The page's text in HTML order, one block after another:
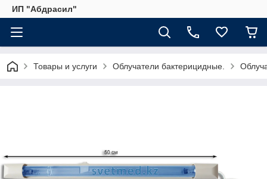
ИП "Абдрасил"
Товары и услуги Облучатели бактерицидные.